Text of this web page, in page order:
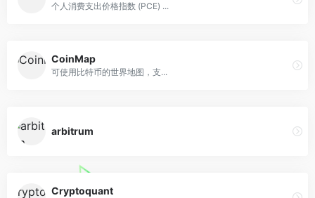
个人消费支出价格指数 (PCE) ...
CoinMap
可使用比特币的世界地图，支...
arbitrum
Cryptoquant